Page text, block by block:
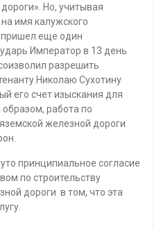
Но, учитывая
имя калужского
пришел еще один
Император в 13 день
разрешить
Николаю Сухотину
его счет изыскания для
работа по
железной дороги
принципиальное согласие
по строительству
дороги в том, что эта